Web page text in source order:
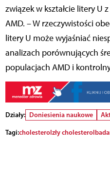
związek w kształcie litery U
AMD. – W rzeczywistości
litery U może wyjaśniać
analizach porównujących
populacjach AMD i
Działy: Doniesienia naukowe
Tagi:cholesterolzły cholesterol